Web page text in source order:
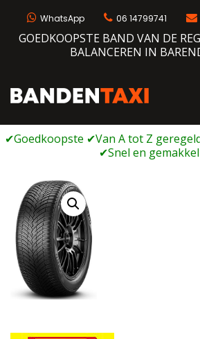
WhatsApp 06 14799741
GOEDKOOPSTE BAND VAN DE
BALANCEREN IN